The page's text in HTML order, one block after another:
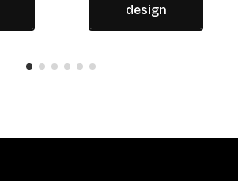
design